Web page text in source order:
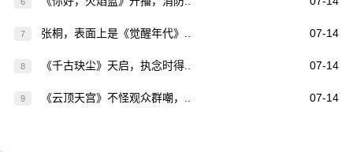
7 张桐，表面上是《觉醒年代》.. 07-14
8 《千古玦尘》天启，执念时得.. 07-14
9 《云顶天宫》不怪观众群嘲，.. 07-14